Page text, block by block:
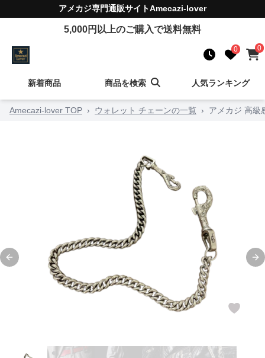
アメカジ専門通販サイトAmecazi-lover
5,000円以上のご購入で送料無料
0 0
新着商品 商品を検索 人気ランキング
Amecazi-lover TOP › ウォレット チェーンの一覧 › アメカジ 高級
Previous slide